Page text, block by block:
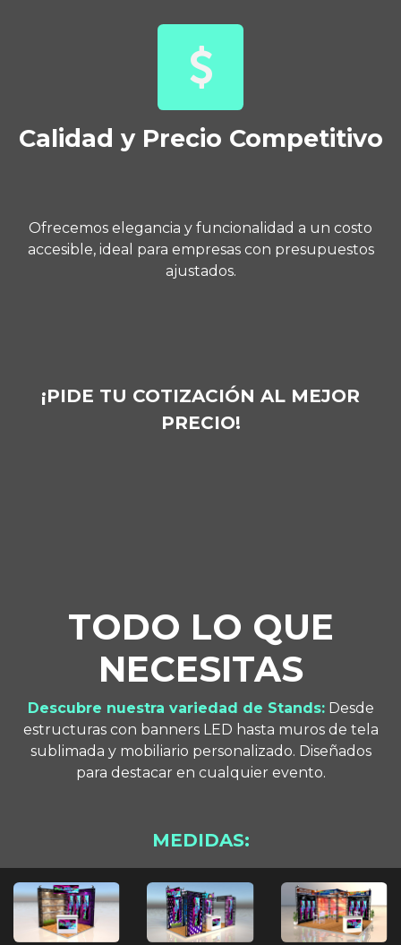
Calidad y Precio Competitivo
Ofrecemos elegancia y funcionalidad a un costo
accesible, ideal para empresas con presupuestos
ajustados.
¡PIDE TU COTIZACIÓN AL MEJOR
PRECIO!
TODO LO QUE
NECESITAS
Descubre nuestra variedad de Stands:Desde
estructuras con banners LED hasta muros de tela
sublimada y mobiliario personalizado. Diseñados
para destacar en cualquier evento.
MEDIDAS: